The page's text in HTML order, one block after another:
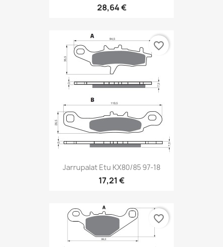
28,64 €
Jarrupalat Etu KX80/85 97-18
17,21 €
favorite_border
favorite_border